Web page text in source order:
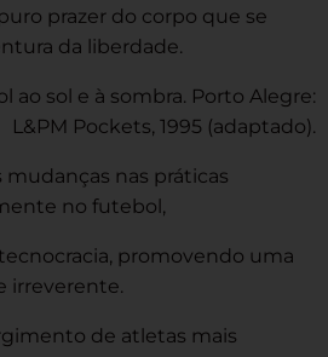
prazer do corpo que se
da liberdade.
ao sol e à sombra. Porto Alegre:
L&PM Pockets, 1995 (adaptado).
nas práticas
no futebol,
promovendo uma
irreverente.
de atletas mais